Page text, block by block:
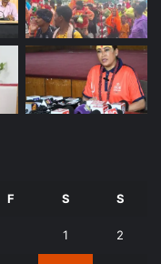
F S S
1 2